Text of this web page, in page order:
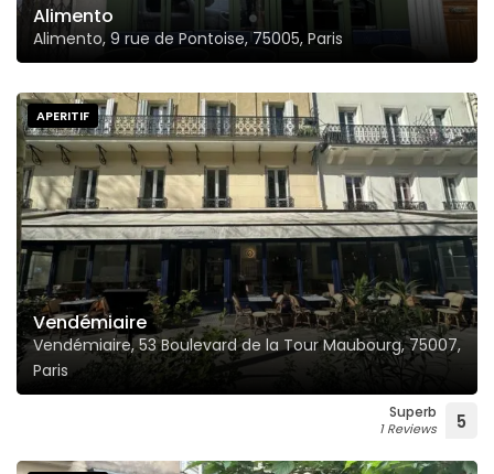
Alimento
Alimento, 9 rue de Pontoise, 75005, Paris
APERITIF
Vendémiaire
Vendémiaire, 53 Boulevard de la Tour Maubourg, 75007,
Paris
Superb
1 Reviews 5